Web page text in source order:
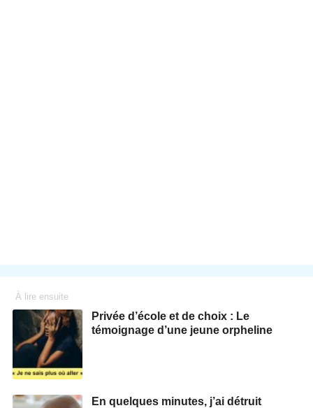
À lire ensuite
Privée d’école et de choix : Le
témoignage d’une jeune orpheline
En quelques minutes, j’ai détruit